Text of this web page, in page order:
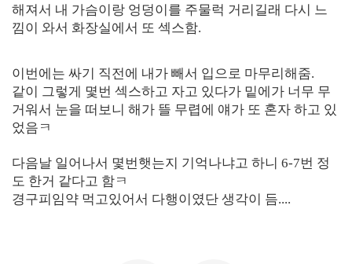
해져서 내 가슴이랑 엉덩이를 주물럭 거리길래 다시 느
낌이 와서 화장실에서 또 섹스함.
이번에는 싸기 직전에 내가 빼서 입으로 마무리해줌.
같이 그렇게 몇번 섹스하고 자고 있다가 밑에가 너무 무
거워서 눈을 떠보니 해가 뜰 무렵에 얘가 또 혼자 하고 있
었음ㅋ
다음날 일어나서 몇번햇는지 기억나냐고 하니 6-7번 정
도 한거 같다고 함ㅋ
경구피임약 먹고있어서 다행이였단 생각이 듬....